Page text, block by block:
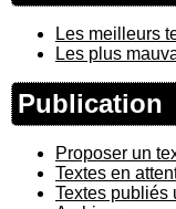
Les meilleurs
Les plus
Publication
Proposer un
Textes en
Textes publiés